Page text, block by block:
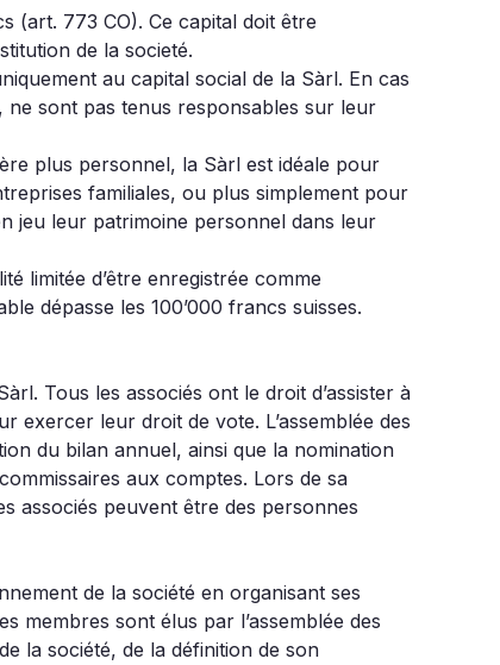
(art. 773 CO). Ce capital doit être
de la societé.
au capital social de la Sàrl. En cas
sont pas tenus responsables sur leur
plus personnel, la Sàrl est idéale pour
familiales, ou plus simplement pour
jeu leur patrimoine personnel dans leur
limitée d’être enregistrée comme
dépasse les 100’000 francs suisses.
Tous les associés ont le droit d’assister à
exercer leur droit de vote. L’assemblée des
du bilan annuel, ainsi que la nomination
aux comptes. Lors de sa
associés peuvent être des personnes
de la société en organisant ses
membres sont élus par l’assemblée des
la société, de la définition de son